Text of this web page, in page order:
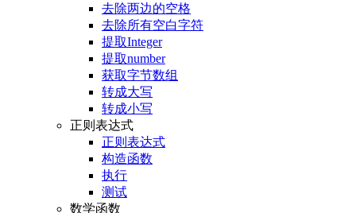
去除两边的空格
去除所有空白字符
提取Integer
提取number
获取字节数组
转成大写
转成小写
正则表达式
正则表达式
构造函数
执行
测试
数学函数